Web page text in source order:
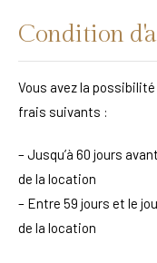
Condition
Vous avez la
frais suivants :
– Jusqu’à 60 jours
de la location
– Entre 59 jours et le
de la location